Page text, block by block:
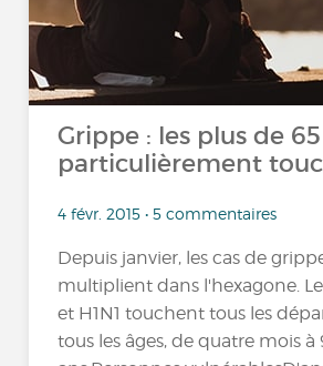
Grippe : les plus de
particulièrement
4 févr. 2015 • 5 commentaires
Depuis janvier, les cas de
multiplient dans l'hexagone.
et H1N1 touchent tous les
tous les âges, de quatre mois à